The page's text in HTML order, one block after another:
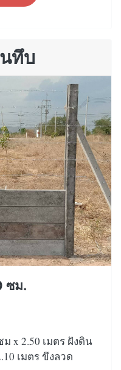
ทึบ
ซม.
x 2.50 เมตร ฝังดิน
เมตร ขึงลวด